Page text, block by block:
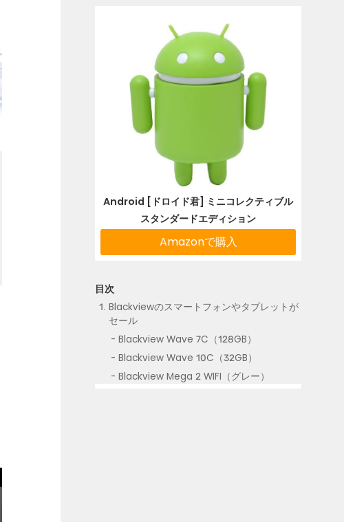
Blackviewのスマートフォンやタブレットが
セール
Blackview Wave 7C（128GB）
Blackview Wave 10C（32GB）
Blackview Mega 2 WIFI（グレー）
Android [ドロイド君] ミニコレクティブル
スタンダードエディション
Amazonで購入